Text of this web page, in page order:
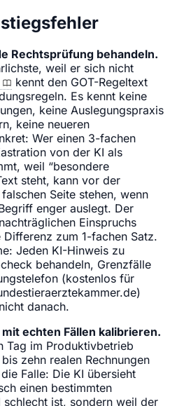
Rechtsprüfung behandeln.
weil er sich nicht
kennt den GOT-Regeltext
Es kennt keine
keine Auslegungspraxis
keine neueren
Wer einen 3-fachen
von der KI als
weil “besondere
steht, kann vor der
Seite stehen, wenn
enger auslegt. Der
Einspruchs
zum 1-fachen Satz.
Jeden KI-Hinweis zu
behandeln, Grenzfälle
(kostenlos für
danach.
echten Fällen kalibrieren.
Tag im Produktivbetrieb
zehn realen Rechnungen
Falle: Die KI übersieht
einen bestimmten
ist, sondern weil der